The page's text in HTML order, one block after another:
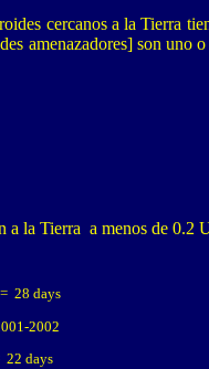
cercanos a la Tierra
amenazadores] son
a la Tierra a menos de 0.2
28 days
2002
days